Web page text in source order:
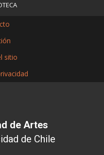
sitio
de Artes
de Chile